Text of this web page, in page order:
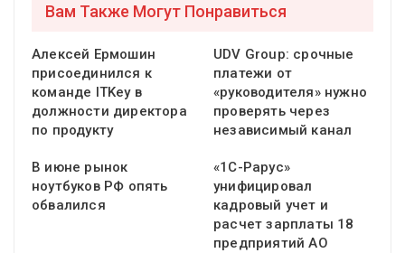
Вам Также Могут Понравиться
Алексей Ермошин
присоединился к
команде ITKey в
должности директора
по продукту
UDV Group: срочные
платежи от
«руководителя» нужно
проверять через
независимый канал
В июне рынок
ноутбуков РФ опять
обвалился
«1С-Рарус»
унифицировал
кадровый учет и
расчет зарплаты 18
предприятий АО